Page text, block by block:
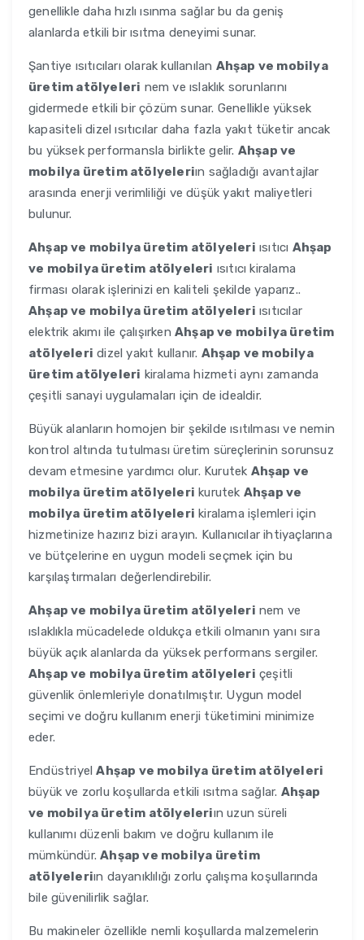
genellikle daha hızlı ısınma sağlar bu da geniş
alanlarda etkili bir ısıtma deneyimi sunar.
Şantiye ısıtıcıları olarak kullanılan Ahşap ve mobilya
üretim atölyeleri nem ve ıslaklık sorunlarını
gidermede etkili bir çözüm sunar. Genellikle yüksek
kapasiteli dizel ısıtıcılar daha fazla yakıt tüketir ancak
bu yüksek performansla birlikte gelir. Ahşap ve
mobilya üretim atölyeleriın sağladığı avantajlar
arasında enerji verimliliği ve düşük yakıt maliyetleri
bulunur.
Ahşap ve mobilya üretim atölyeleri ısıtıcı Ahşap
ve mobilya üretim atölyeleri ısıtıcı kiralama
firması olarak işlerinizi en kaliteli şekilde yaparız..
Ahşap ve mobilya üretim atölyeleri ısıtıcılar
elektrik akımı ile çalışırken Ahşap ve mobilya üretim
atölyeleri dizel yakıt kullanır. Ahşap ve mobilya
üretim atölyeleri kiralama hizmeti aynı zamanda
çeşitli sanayi uygulamaları için de idealdir.
Büyük alanların homojen bir şekilde ısıtılması ve nemin
kontrol altında tutulması üretim süreçlerinin sorunsuz
devam etmesine yardımcı olur. Kurutek Ahşap ve
mobilya üretim atölyeleri kurutek Ahşap ve
mobilya üretim atölyeleri kiralama işlemleri için
hizmetinize hazırız bizi arayın. Kullanıcılar ihtiyaçlarına
ve bütçelerine en uygun modeli seçmek için bu
karşılaştırmaları değerlendirebilir.
Ahşap ve mobilya üretim atölyeleri nem ve
ıslaklıkla mücadelede oldukça etkili olmanın yanı sıra
büyük açık alanlarda da yüksek performans sergiler.
Ahşap ve mobilya üretim atölyeleri çeşitli
güvenlik önlemleriyle donatılmıştır. Uygun model
seçimi ve doğru kullanım enerji tüketimini minimize
eder.
EndüstriyelAhşap ve mobilya üretim atölyeleri
büyük ve zorlu koşullarda etkili ısıtma sağlar. Ahşap
ve mobilya üretim atölyeleriın uzun süreli
kullanımı düzenli bakım ve doğru kullanım ile
mümkündür.Ahşap ve mobilya üretim
atölyeleriın dayanıklılığı zorlu çalışma koşullarında
bile güvenilirlik sağlar.
Bu makineler özellikle nemli koşullarda malzemelerin